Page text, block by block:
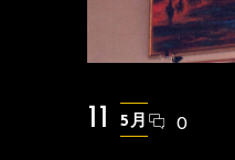
11 5月 0